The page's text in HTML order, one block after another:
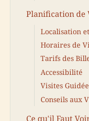
Planification de
Localisation
Horaires de
Tarifs des
Accessibilité
Visites
Conseils aux
Ce qu'il Faut